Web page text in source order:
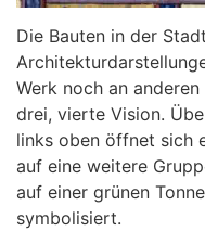
Die Bauten in der
Werk noch an
drei, vierte Vision.
links oben öffnet sich
auf eine weitere
auf einer grünen
symbolisiert.